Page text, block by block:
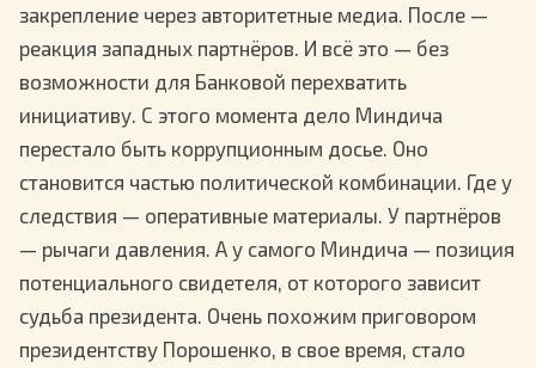
закрепление через авторитетные медиа. После —
реакция западных партнёров. И всё это — без
возможности для Банковой перехватить
инициативу. С этого момента дело Миндича
перестало быть коррупционным досье. Оно
становится частью политической комбинации. Где у
следствия — оперативные материалы. У партнёров
— рычаги давления. А у самого Миндича — позиция
потенциального свидетеля, от которого зависит
судьба президента. Очень похожим приговором
президентству Порошенко, в свое время, стало